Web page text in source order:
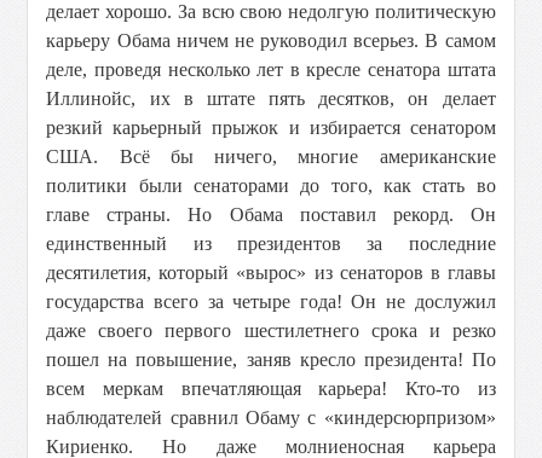
делает хорошо. За всю свою недолгую политическую
карьеру Обама ничем не руководил всерьез. В самом
деле, проведя несколько лет в кресле сенатора штата
Иллинойс, их в штате пять десятков, он делает
резкий карьерный прыжок и избирается сенатором
США. Всё бы ничего, многие американские
политики были сенаторами до того, как стать во
главе страны. Но Обама поставил рекорд. Он
единственный из президентов за последние
десятилетия, который «вырос» из сенаторов в главы
государства всего за четыре года! Он не дослужил
даже своего первого шестилетнего срока и резко
пошел на повышение, заняв кресло президента! По
всем меркам впечатляющая карьера! Кто-то из
наблюдателей сравнил Обаму с «киндерсюрпризом»
Кириенко. Но даже молниеносная карьера